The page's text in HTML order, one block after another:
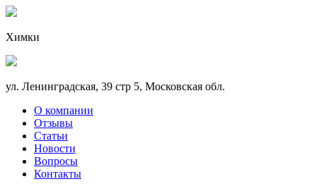
Химки
ул. Ленинградская, 39 стр 5, Московская обл.
О компании
Отзывы
Статьи
Новости
Вопросы
Контакты